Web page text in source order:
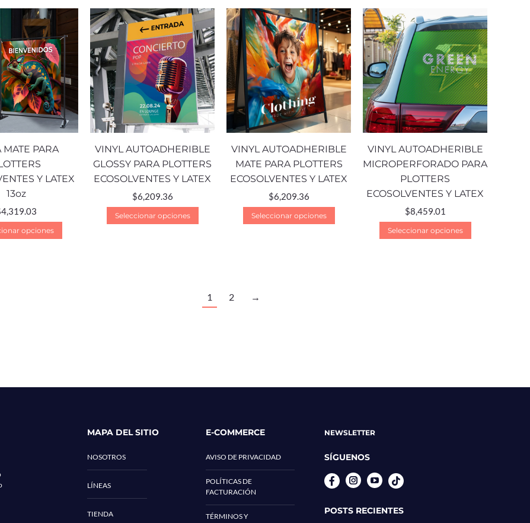
MATE PARA
Y LATEX
13oz
4,319.03
opciones
VINYL AUTOADHERIBLE
GLOSSY PARA PLOTTERS
ECOSOLVENTES Y LATEX
$6,209.36
Seleccionar opciones
VINYL AUTOADHERIBLE
MATE PARA PLOTTERS
ECOSOLVENTES Y LATEX
$6,209.36
Seleccionar opciones
VINYL AUTOADHERIBLE
MICROPERFORADO PARA
PLOTTERS
ECOSOLVENTES Y LATEX
$8,459.01
Seleccionar opciones
1 2 →
MAPA DEL SITIO
NOSOTROS
LÍNEAS
TIENDA
E-COMMERCE
AVISO DE PRIVACIDAD
POLÍTICAS DE
FACTURACIÓN
TÉRMINOS Y
NEWSLETTER
SÍGUENOS
InstagramYouTube
POSTS RECIENTES